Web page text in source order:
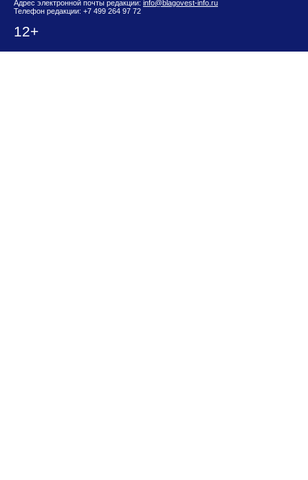
Адрес электронной почты редакции: info@blagovest-info.ru
Телефон редакции: +7 499 264 97 72
12+